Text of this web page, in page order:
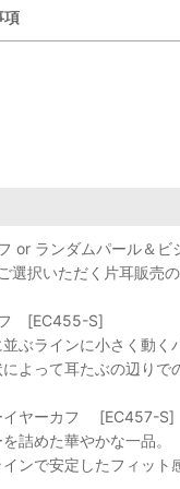
項
or ランダムパール＆ビ
選択いただく片耳販売の
フ [EC455-S]
ぶラインに小さく動く
よって耳たぶの辺りで
イヤーカフ [EC457-S]
詰めた華やかな一品。
ンで安定したフィット